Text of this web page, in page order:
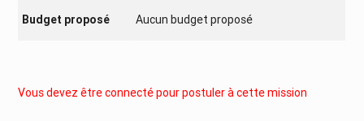
Budget proposé Aucun budget proposé
Vous devez être connecté pour postuler à cette mission